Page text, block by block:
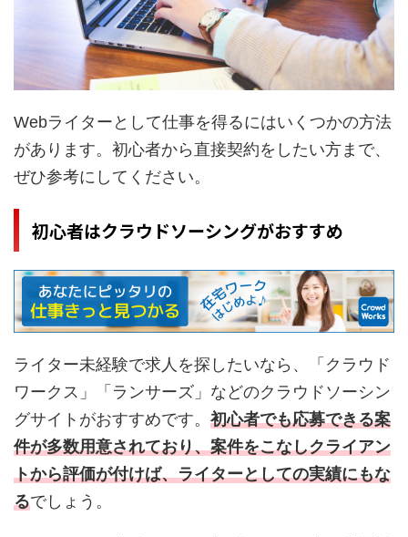
Webライターとして仕事を得るにはいくつかの方法
があります。初心者から直接契約をしたい方まで、
ぜひ参考にしてください。
初心者はクラウドソーシングがおすすめ
ライター未経験で求人を探したいなら、「クラウド
ワークス」「ランサーズ」などのクラウドソーシン
グサイトがおすすめです。 初心者でも応募できる案
件が多数用意されており、案件をこなしクライアン
トから評価が付けば、ライターとしての実績にもな
るでしょう。